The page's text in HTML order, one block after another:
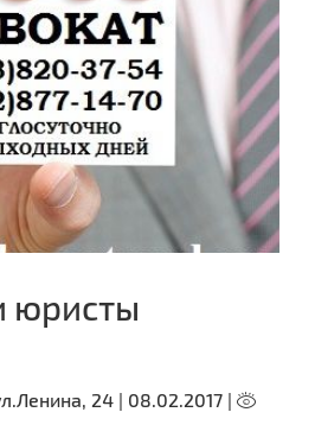
юристы
24 | 08.02.2017 |